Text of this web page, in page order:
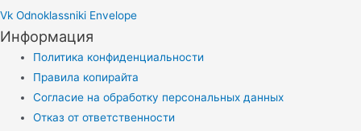
Vk Odnoklassniki Envelope
Информация
Политика конфиденциальности
Правила копирайта
Согласие на обработку персональных данных
Отказ от ответственности